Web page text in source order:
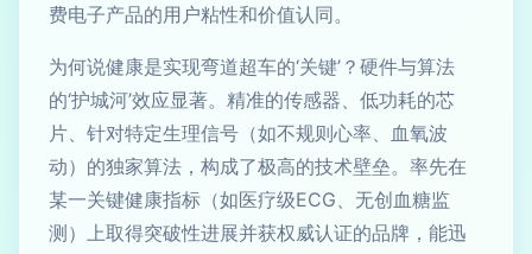
费电子产品的用户粘性和价值认同。
为何说健康是实现弯道超车的‘关键’？硬件与算法
的‘护城河’效应显著。精准的传感器、低功耗的芯
片、针对特定生理信号（如不规则心率、血氧波
动）的独家算法，构成了极高的技术壁垒。率先在
某一关键健康指标（如医疗级ECG、无创血糖监
测）上取得突破性进展并获权威认证的品牌，能迅